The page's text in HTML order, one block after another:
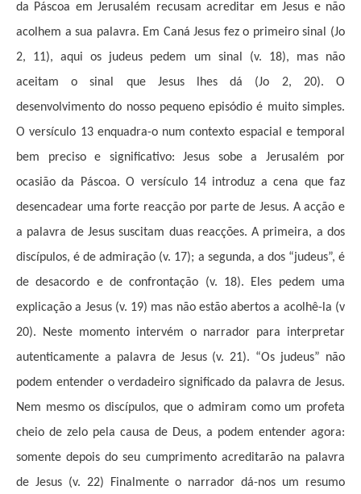
da Páscoa em Jerusalém recusam acreditar em Jesus e não
acolhem a sua palavra. Em Caná Jesus fez o primeiro sinal (Jo
2, 11), aqui os judeus pedem um sinal (v. 18), mas não
aceitam o sinal que Jesus lhes dá (Jo 2, 20). O
desenvolvimento do nosso pequeno episódio é muito simples.
O versículo 13 enquadra-o num contexto espacial e temporal
bem preciso e significativo: Jesus sobe a Jerusalém por
ocasião da Páscoa. O versículo 14 introduz a cena que faz
desencadear uma forte reacção por parte de Jesus. A acção e
a palavra de Jesus suscitam duas reacções. A primeira, a dos
discípulos, é de admiração (v. 17); a segunda, a dos “judeus”, é
de desacordo e de confrontação (v. 18). Eles pedem uma
explicação a Jesus (v. 19) mas não estão abertos a acolhê-la (v
20). Neste momento intervém o narrador para interpretar
autenticamente a palavra de Jesus (v. 21). “Os judeus” não
podem entender o verdadeiro significado da palavra de Jesus.
Nem mesmo os discípulos, que o admiram como um profeta
cheio de zelo pela causa de Deus, a podem entender agora:
somente depois do seu cumprimento acreditarão na palavra
de Jesus (v. 22) Finalmente o narrador dá-nos um resumo